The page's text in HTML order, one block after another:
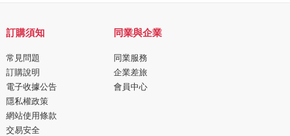
訂購須知
常見問題
訂購說明
電子收據公告
隱私權政策
網站使用條款
交易安全
同業與企業
同業服務
企業差旅
會員中心